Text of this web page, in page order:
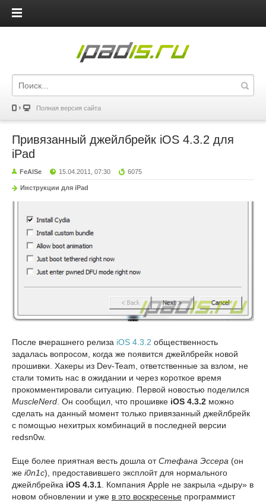
iPadis.ru
Полная версия сайта
Привязанный джейлбрейк iOS 4.3.2 для
iPad
FeAlSe 15.04.2011, 07:30 6075
Инструкции для iPad
После вчерашнего релиза iOS 4.3.2 общественность
задалась вопросом, когда же появится джейлбрейк новой
прошивки. Хакеры из Dev-Team, ответственные за взлом, не
стали томить нас в ожидании и через короткое время
прокомментировали ситуацию. Первой новостью поделился
MuscleNerd . Он сообщил, что прошивке iOS 4.3.2 можно
сделать на данный момент только привязанный джейлбрейк
с помощью нехитрых комбинаций в последней версии
redsn0w.
Еще более приятная весть дошла отСтефана Эссера (он
же i0n1c), предоставившего эксплойт для нормального
джейлбрейка iOS 4.3.1 . Компания Apple не закрыла «дыру» в
новом обновлении и уже в это воскресенье программист